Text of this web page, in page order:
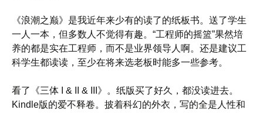
《浪潮之巅》是我近年来少有的读了的纸板书。送了学生
一人一本，但多数人不觉得有趣。“工程师的摇篮”果然培
养的都是实在工程师，而不是业界领导人啊。还是建议工
科学生都读读，至少在将来选老板时能多一些参考。
看了《三体 I & II & III》。纸版买了好久，都没读进去。
Kindle版的爱不释卷。披着科幻的外衣，写的全是人性和